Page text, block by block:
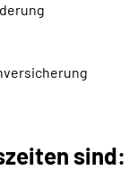
sind: